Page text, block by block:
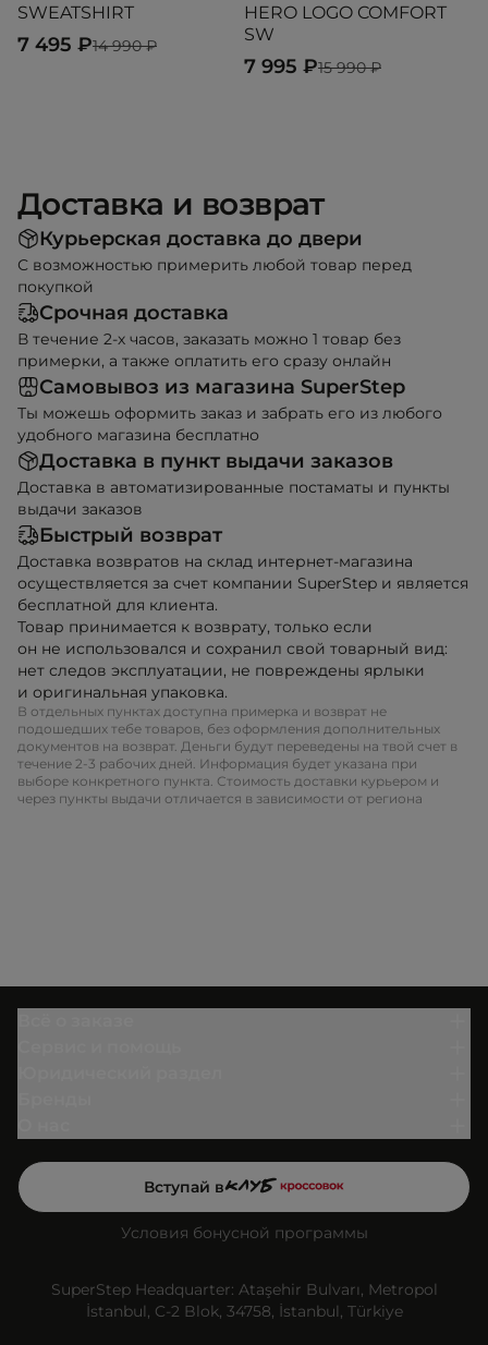
SWEATSHIRT
14 990 ₽
7 495 ₽
HERO LOGO COMFORT
SW
15 990 ₽
7 995 ₽
Доставка и возврат
Курьерская доставка до двери
С возможностью примерить любой товар перед
покупкой
Срочная доставка
В течение 2-х часов, заказать можно 1 товар без
примерки, а также оплатить его сразу онлайн
Самовывоз из магазина SuperStep
Ты можешь оформить заказ и забрать его из любого
удобного магазина бесплатно
Доставка в пункт выдачи заказов
Доставка в автоматизированные постаматы и пункты
выдачи заказов
Быстрый возврат
Доставка возвратов на склад интернет-магазина
осуществляется за счет компании SuperStep и является
бесплатной для клиента.
Товар принимается к возврату, только если
он не использовался и сохранил свой товарный вид:
нет следов эксплуатации, не повреждены ярлыки
и оригинальная упаковка.
В отдельных пунктах доступна примерка и возврат не
подошедших тебе товаров, без оформления дополнительных
документов на возврат. Деньги будут переведены на твой счет в
течение 2-3 рабочих дней. Информация будет указана при
выборе конкретного пункта. Стоимость доставки курьером и
через пункты выдачи отличается в зависимости от региона
Вступай в
Условия бонусной программы
SuperStep Headquarter: Ataşehir Bulvarı, Metropol
İstanbul, C-2 Blok, 34758, İstanbul, Türkiye